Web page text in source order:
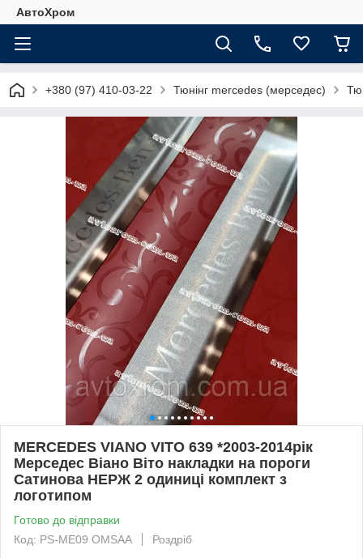
АвтоХром
+380 (97) 410-03-22 Тюнінг mercedes (мерседес)
MERCEDES VIANO VITO 639 *2003-2014рік
Мерседес Віано Віто накладки на пороги
Сатинова НЕРЖ 2 одиниці комплект з
логотипом
Готово до відправки
Код: PS-ME09 OMSAA
Роздріб